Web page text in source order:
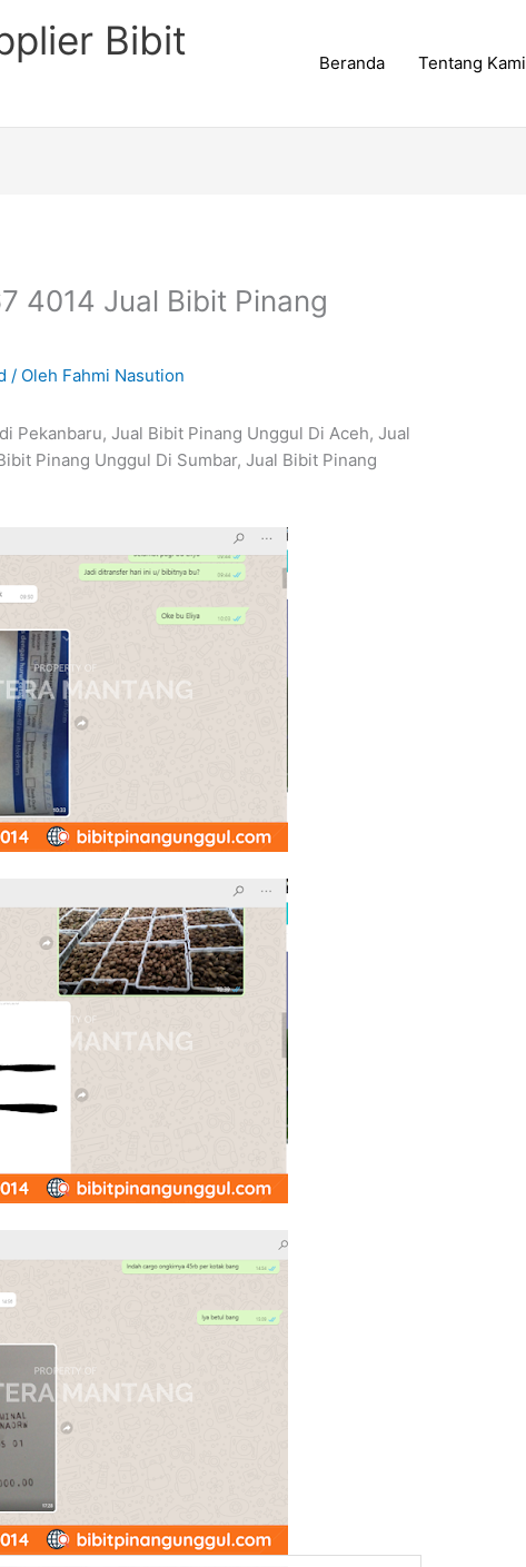
Bibit
Beranda Tentang Kami
4014 Jual Bibit Pinang
/ Oleh Fahmi Nasution
Pekanbaru, Jual Bibit Pinang Unggul Di Aceh, Jual
Pinang Unggul Di Sumbar, Jual Bibit Pinang